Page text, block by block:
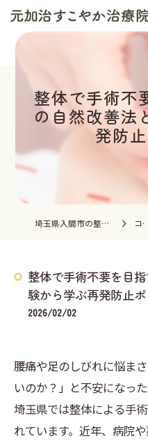
整体で手術不
の自然改善法
発防
埼玉県入間市の整体なら元加治すこやか治療院 コラム
整体で手術不要を目
験から学ぶ再発防止
2026/02/02
腰痛や足のしびれに悩ま
いのか？」と不安になっ
埼玉県では整体による手
れています。近年、病院